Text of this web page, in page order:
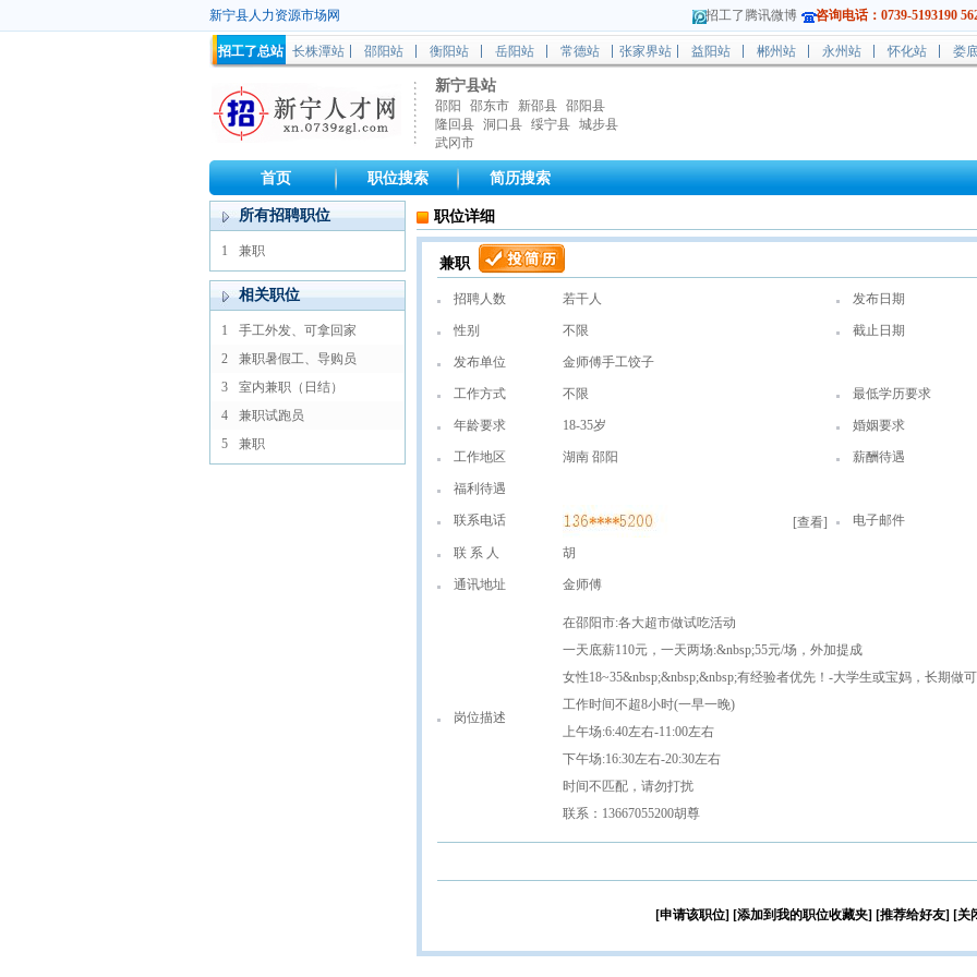
新宁县人力资源市场网 招工了腾讯微博 咨询电话：0739-5193190
招工了总站 长株潭站 邵阳站 衡阳站 岳阳站 常德站 张家界站 益阳站 郴州站 永州站 怀化站 娄
新宁县站
邵阳 邵东市 新邵县 邵阳县
隆回县 洞口县 绥宁县 城步县
武冈市
首页 职位搜索 简历搜索
所有招聘职位
1 兼职
相关职位
1
手工外发、可拿回家
2
兼职暑假工、导购员
3
室内兼职（日结）
4
兼职试跑员
5
兼职
职位详细
兼职
招聘人数 若干人 发布日期
性别 不限 截止日期
发布单位 金师傅手工饺子
工作方式 不限 最低学历要求
年龄要求 18-35岁 婚姻要求
工作地区 湖南 邵阳 薪酬待遇
福利待遇
联系电话 [查看] 电子邮件
联 系 人 胡
通讯地址 金师傅
岗位描述
在邵阳市:各大超市做试吃活动
一天底薪110元，一天两场:&nbsp;55元/场，外加提成
女性18~35&nbsp;&nbsp;&nbsp;有经验者优先！-大学生或宝妈，长期做
工作时间不超8小时(一早一晚)
上午场:6:40左右-11:00左右
下午场:16:30左右-20:30左右
时间不匹配，请勿打扰
联系：13667055200胡尊
[申请该职位] [添加到我的职位收藏夹] [推荐给好友] [关